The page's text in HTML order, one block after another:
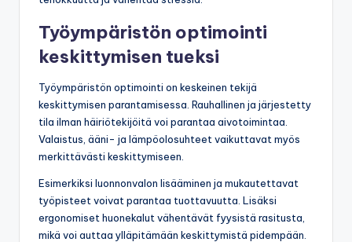
Työympäristön optimointi
keskittymisen tueksi
Työympäristön optimointi on keskeinen tekijä
keskittymisen parantamisessa. Rauhallinen ja järjestetty
tila ilman häiriötekijöitä voi parantaa aivotoimintaa.
Valaistus, ääni- ja lämpöolosuhteet vaikuttavat myös
merkittävästi keskittymiseen.
Esimerkiksi luonnonvalon lisääminen ja mukautettavat
työpisteet voivat parantaa tuottavuutta. Lisäksi
ergonomiset huonekalut vähentävät fyysistä rasitusta,
mikä voi auttaa ylläpitämään keskittymistä pidempään.